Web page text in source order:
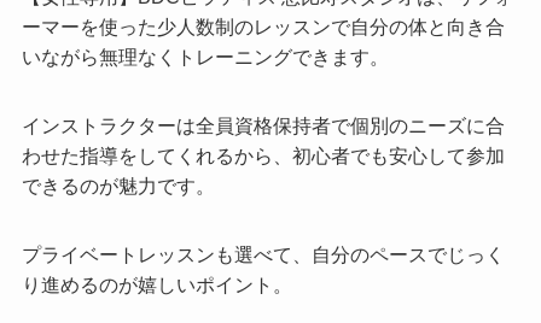
ーマーを使った少人数制のレッスンで自分の体と向き合
いながら無理なくトレーニングできます。
インストラクターは全員資格保持者で個別のニーズに合
わせた指導をしてくれるから、初心者でも安心して参加
できるのが魅力です。
プライベートレッスンも選べて、自分のペースでじっく
り進めるのが嬉しいポイント。